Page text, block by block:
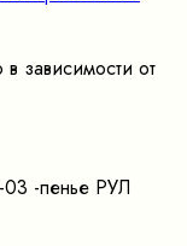
в зависимости от
03 -пенье РУЛ